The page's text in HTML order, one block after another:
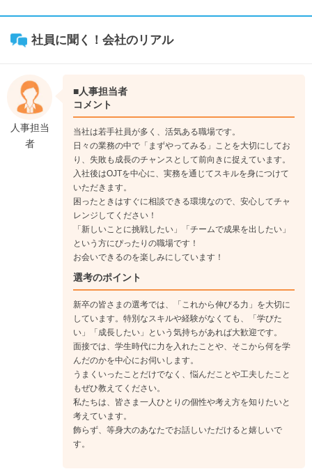
社員に聞く！会社のリアル
人事担当
者
■人事担当者
コメント
当社は若手社員が多く、活気ある職場です。
日々の業務の中で「まずやってみる」ことを大切にしてお
り、失敗も成長のチャンスとして前向きに捉えています。
入社後はOJTを中心に、実務を通じてスキルを身につけて
いただきます。
困ったときはすぐに相談できる環境なので、安心してチャ
レンジしてください！
「新しいことに挑戦したい」「チームで成果を出したい」
という方にぴったりの職場です！
お会いできるのを楽しみにしています！
選考のポイント
新卒の皆さまの選考では、「これから伸びる力」を大切に
しています。特別なスキルや経験がなくても、「学びた
い」「成長したい」という気持ちがあれば大歓迎です。
面接では、学生時代に力を入れたことや、そこから何を学
んだのかを中心にお伺いします。
うまくいったことだけでなく、悩んだことや工夫したこと
もぜひ教えてください。
私たちは、皆さま一人ひとりの個性や考え方を知りたいと
考えています。
飾らず、等身大のあなたでお話しいただけると嬉しいで
す。